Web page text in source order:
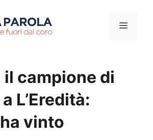
Menu
il campione di
L’Eredità:
vinto